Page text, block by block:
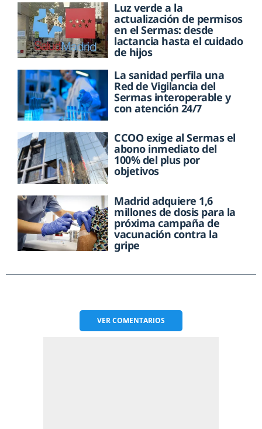
Luz verde a la
actualización de permisos
en el Sermas: desde
lactancia hasta el cuidado
de hijos
La sanidad perfila una
Red de Vigilancia del
Sermas interoperable y
con atención 24/7
CCOO exige al Sermas el
abono inmediato del
100% del plus por
objetivos
Madrid adquiere 1,6
millones de dosis para la
próxima campaña de
vacunación contra la
gripe
VERCOMENTARIOS